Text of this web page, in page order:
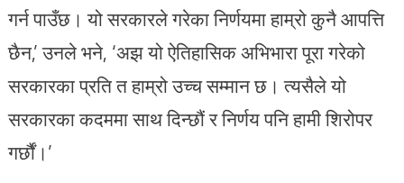
गर्न पाउँछ। यो सरकारले गरेका निर्णयमा हाम्रो कुनै आपत्ति
छैन,’ उनले भने, ‘अझ यो ऐतिहासिक अभिभारा पूरा गरेको
सरकारका प्रति त हाम्रो उच्च सम्मान छ। त्यसैले यो
सरकारका कदममा साथ दिन्छौं र निर्णय पनि हामी शिरोपर
गर्छौं।’